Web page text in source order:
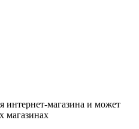
интернет-магазина и может
магазинах